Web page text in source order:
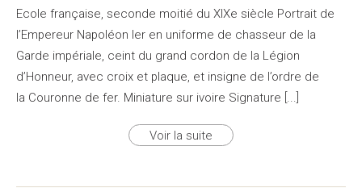
Ecole française, seconde moitié du XIXe siècle Portrait de
l’Empereur Napoléon Ier en uniforme de chasseur de la
Garde impériale, ceint du grand cordon de la Légion
d’Honneur, avec croix et plaque, et insigne de l’ordre de
la Couronne de fer. Miniature sur ivoire Signature [...]
Voir la suite